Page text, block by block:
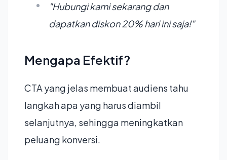
"Hubungi kami sekarang dan
dapatkan diskon 20% hari ini saja!"
Mengapa Efektif?
CTA yang jelas membuat audiens tahu
langkah apa yang harus diambil
selanjutnya, sehingga meningkatkan
peluang konversi.